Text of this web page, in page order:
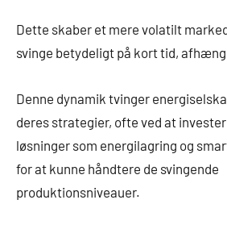
Dette skaber et mere volatilt
svinge betydeligt på kort tid,
Denne dynamik tvinger
deres strategier, ofte ved at
løsninger som energilagring og
for at kunne håndtere de svingende
produktionsniveauer.